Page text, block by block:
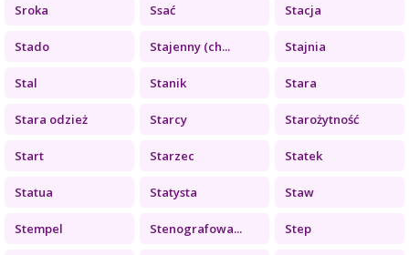
Sroka Ssać Stacja
Stado Stajenny (ch... Stajnia
Stal Stanik Stara
Stara odzież Starcy Starożytność
Start Starzec Statek
Statua Statysta Staw
Stempel Stenografowa... Step